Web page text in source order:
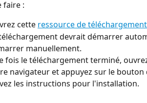
faire :
cette ressource de
devrait démarrer
manuellement.
fois le téléchargement terminé,
navigateur et appuyez sur le
les instructions pour l'installation.